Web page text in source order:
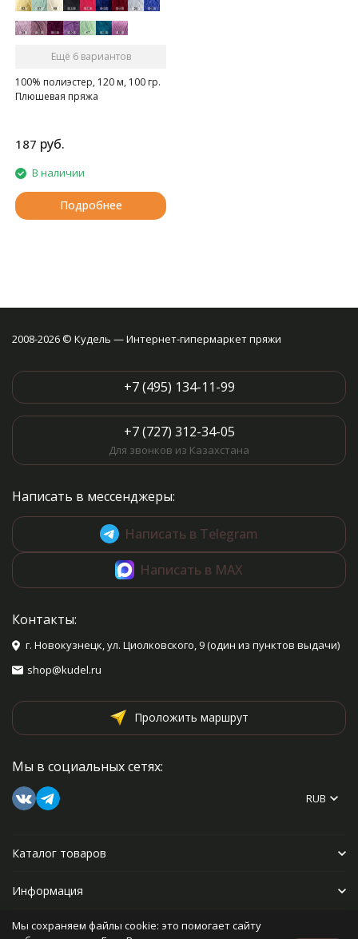
Ещё 6 вариантов
100% полиэстер, 120 м, 100 гр.
Плюшевая пряжа
187 руб.
В наличии
Подробнее
2008-2026 © Кудель — Интернет-гипермаркет пряжи
+7 (495) 134-11-99
+7 (727) 312-34-05
Для звонков из Казахстана
Написать в мессенджеры:
Написать в Telegram
Написать в MAX
Контакты:
г. Новокузнецк, ул. Циолковского, 9 (один из пунктов выдачи)
shop@kudel.ru
Проложить маршрут
Мы в социальных сетях:
RUB
Каталог товаров
Информация
Прочее
Мы сохраняем файлы cookie: это помогает сайту